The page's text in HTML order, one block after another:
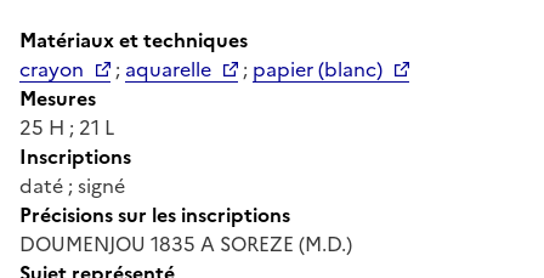
Matériaux et techniques
crayon
; aquarelle ; papier (blanc)
Mesures
25 H ; 21 L
Inscriptions
daté ; signé
Précisions sur les inscriptions
DOUMENJOU 1835 A SOREZE (M.D.)